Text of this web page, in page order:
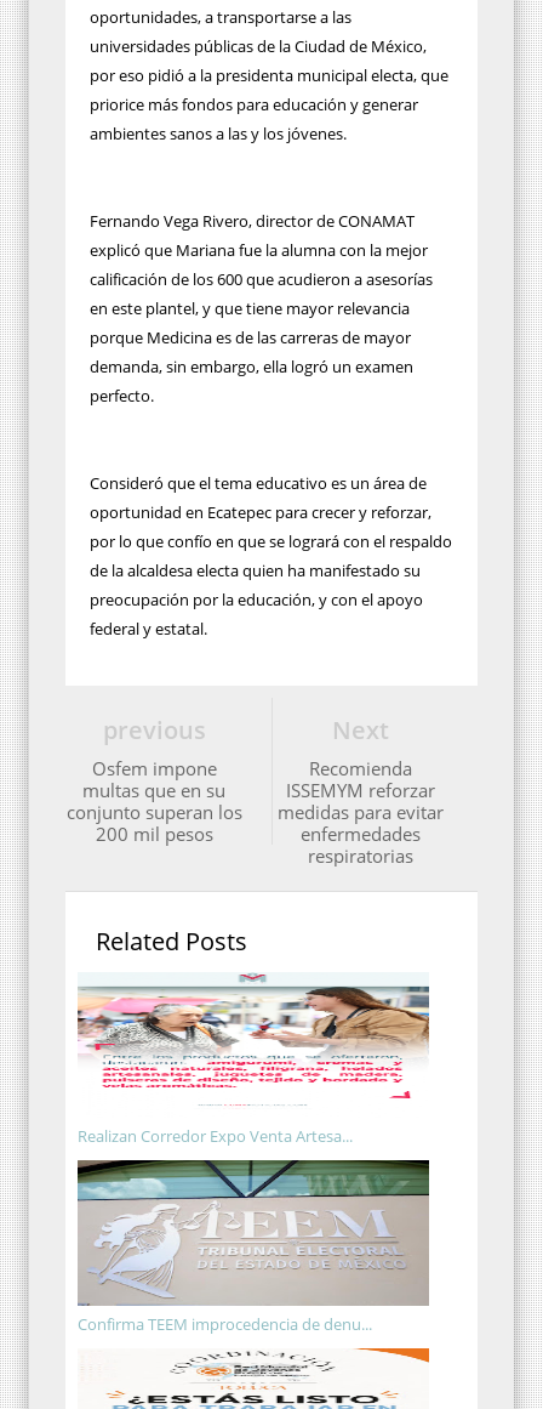
oportunidades, a transportarse a las
universidades públicas de la Ciudad de México,
por eso pidió a la presidenta municipal electa, que
priorice más fondos para educación y generar
ambientes sanos a las y los jóvenes.
Fernando Vega Rivero, director de CONAMAT
explicó que Mariana fue la alumna con la mejor
calificación de los 600 que acudieron a asesorías
en este plantel, y que tiene mayor relevancia
porque Medicina es de las carreras de mayor
demanda, sin embargo, ella logró un examen
perfecto.
Consideró que el tema educativo es un área de
oportunidad en Ecatepec para crecer y reforzar,
por lo que confío en que se logrará con el respaldo
de la alcaldesa electa quien ha manifestado su
preocupación por la educación, y con el apoyo
federal y estatal.
Next
Recomienda
ISSEMYM reforzar
medidas para evitar
enfermedades
respiratorias
previous
Osfem impone
multas que en su
conjunto superan los
200 mil pesos
Related Posts
Realizan Corredor Expo Venta Artesa...
Confirma TEEM improcedencia de denu...